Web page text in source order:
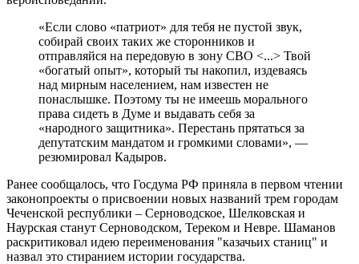
«Если слово «патриот» для тебя не пустой звук,
собирай своих таких же сторонников и
отправляйся на передовую в зону СВО <...> Твой
«богатый опыт», который ты накопил, издеваясь
над мирным населением, нам известен не
понаслышке. Поэтому ты не имеешь морального
права сидеть в Думе и выдавать себя за
«народного защитника». Перестань прятаться за
депутатским мандатом и громкими словами», —
резюмировал Кадыров.
Ранее сообщалось, что Госдума РФ приняла в первом чтении
законопроекты о присвоении новых названий трем городам
Чеченской республики – Серноводское, Шелковская и
Наурская станут Серноводском, Тереком и Невре. Шаманов
раскритиковал идею переименования "казачьих станиц" и
назвал это стиранием истории государства.